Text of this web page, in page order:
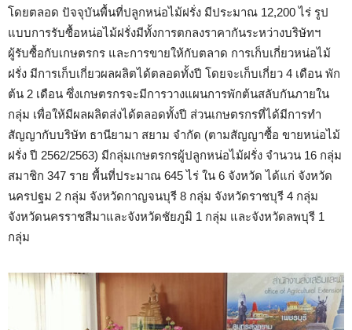
โดยตลอด ปัจจุบันพื้นที่ปลูกหน่อไม้ฝรั่ง มีประมาณ 12,200 ไร่ รูป
แบบการรับซื้อหน่อไม้ฝรั่งมีทั้งการตกลงราคากันระหว่างบริษัทฯ
ผู้รับซื้อกับเกษตรกร และการขายให้กับตลาด การเก็บเกี่ยวหน่อไม้
ฝรั่ง มีการเก็บเกี่ยวผลผลิตได้ตลอดทั้งปี โดยจะเก็บเกี่ยว 4 เดือน พัก
ต้น 2 เดือน ซึ่งเกษตรกรจะมีการวางแผนการพักต้นสลับกันภายใน
กลุ่ม เพื่อให้มีผลผลิตส่งได้ตลอดทั้งปี ส่วนเกษตรกรที่ได้มีการทำ
สัญญากับบริษัท ธานียามา สยาม จำกัด (ตามสัญญาซื้อ ขายหน่อไม้
ฝรั่ง ปี 2562/2563) มีกลุ่มเกษตรกรผู้ปลูกหน่อไม้ฝรั่ง จำนวน 16 กลุ่ม
สมาชิก 347 ราย พื้นที่ประมาณ 645 ไร่ ใน 6 จังหวัด ได้แก่ จังหวัด
นครปฐม 2 กลุ่ม จังหวัดกาญจนบุรี 8 กลุ่ม จังหวัดราชบุรี 4 กลุ่ม
จังหวัดนครราชสีมาและจังหวัดชัยภูมิ 1 กลุ่ม และจังหวัดลพบุรี 1
กลุ่ม